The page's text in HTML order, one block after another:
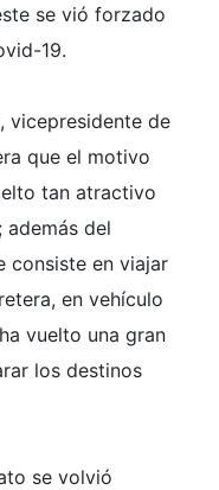
se vió forzado
19.
vicepresidente de
que el motivo
tan atractivo
además del
consiste en viajar
en vehículo
vuelto una gran
los destinos
se volvió